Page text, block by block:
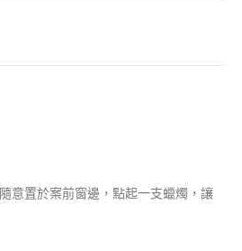
意置於案前窗邊，點起一支蠟燭，讓